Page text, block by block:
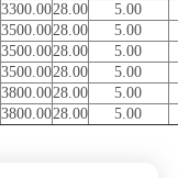
3300.0028.00
5.00
3500.0028.00
5.00
3500.0028.00
5.00
3500.0028.00
5.00
3800.0028.00
5.00
3800.0028.00 5.00